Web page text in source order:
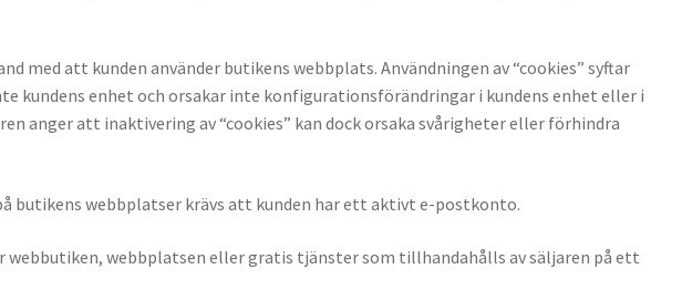
med att kunden använder butikens webbplats. Användningen av “cookies” syftar
enhet och orsakar inte konfigurationsförändringar i kundens enhet eller i
anger att inaktivering av “cookies” kan dock orsaka svårigheter eller förhindra
butikens webbplatser krävs att kunden har ett aktivt e-postkonto.
webbplatsen eller gratis tjänster som tillhandahålls av säljaren på ett